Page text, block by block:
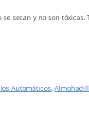
secan y no son tóxicas.
Automáticos,